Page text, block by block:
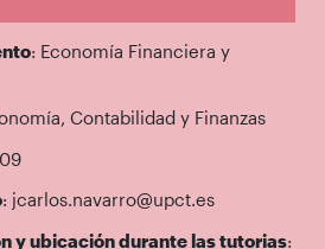
: Economía Financiera y
Contabilidad y Finanzas
: jcarlos.navarro@upct.es
y ubicación durante las tutorias: